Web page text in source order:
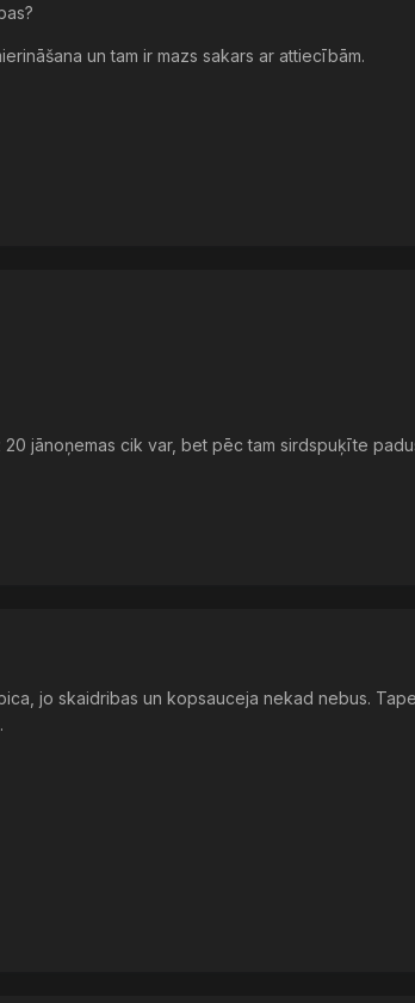
un tam ir mazs sakars ar attiecībām.
jānoņemas cik var, bet pēc tam sirdspuķīte
jo skaidribas un kopsauceja nekad nebus.